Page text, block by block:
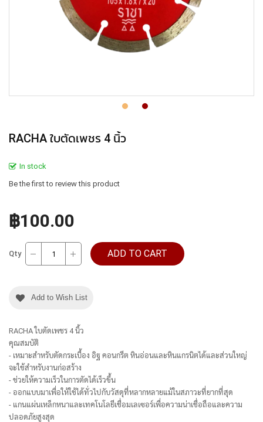
RACHA ใบตัดเพชร 4 นิ้ว
In stock
Be the first to review this product
฿100.00
Qty ADD TO CART
Add to Wish List
RACHA ใบตัดเพชร 4 นิ้ว
คุณสมบัติ
- เหมาะสำหรับตัดกระเบื้อง อิฐ คอนกรีต หินอ่อนและหินแกรนิตได้และส่วนใหญ่
จะใช้สำหรับงานก่อสร้าง
- ช่วยให้ความเร็วในการตัดได้เร็วขึ้น
- ออกแบบมาเพื่อให้ใช้ได้ทั่วไปกับวัสดุที่หลากหลายแม้ในสภาวะที่ยากที่สุด
- แกนแผ่นเหล็กหนาและเทคโนโลยีเชื่อมเลเซอร์เพื่อความน่าเชื่อถือและความ
ปลอดภัยสูงสุด